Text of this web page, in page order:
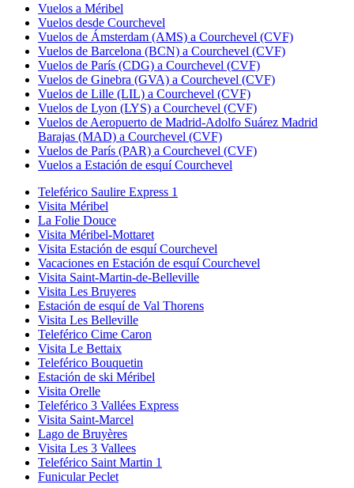
Vuelos a Méribel
Vuelos desde Courchevel
Vuelos de Ámsterdam (AMS) a Courchevel (CVF)
Vuelos de Barcelona (BCN) a Courchevel (CVF)
Vuelos de París (CDG) a Courchevel (CVF)
Vuelos de Ginebra (GVA) a Courchevel (CVF)
Vuelos de Lille (LIL) a Courchevel (CVF)
Vuelos de Lyon (LYS) a Courchevel (CVF)
Vuelos de Aeropuerto de Madrid-Adolfo Suárez Madrid
Barajas (MAD) a Courchevel (CVF)
Vuelos de París (PAR) a Courchevel (CVF)
Vuelos a Estación de esquí Courchevel
Teleférico Saulire Express 1
Visita Méribel
La Folie Douce
Visita Méribel-Mottaret
Visita Estación de esquí Courchevel
Vacaciones en Estación de esquí Courchevel
Visita Saint-Martin-de-Belleville
Visita Les Bruyeres
Estación de esquí de Val Thorens
Visita Les Belleville
Teleférico Cime Caron
Visita Le Bettaix
Teleférico Bouquetin
Estación de ski Méribel
Visita Orelle
Teleférico 3 Vallées Express
Visita Saint-Marcel
Lago de Bruyères
Visita Les 3 Vallees
Teleférico Saint Martin 1
Funicular Peclet